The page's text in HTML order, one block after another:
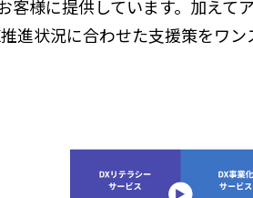
客様に提供しています。加えて
進状況に合わせた支援策をワン